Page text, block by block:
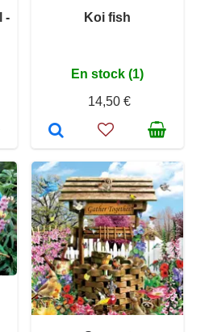
-
Koi fish
En stock (1)
14,50 €